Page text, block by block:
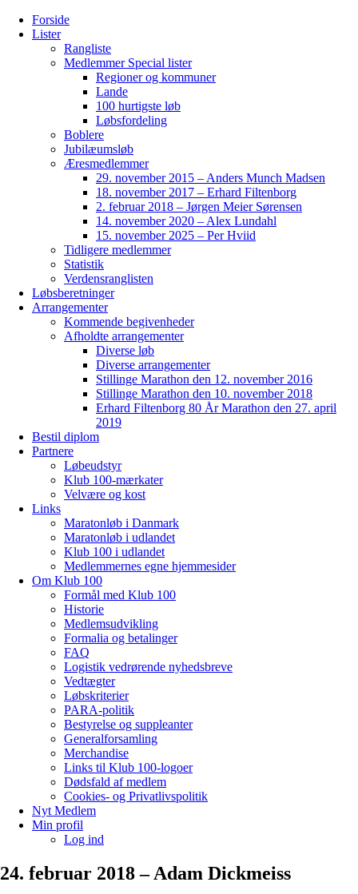
Forside
Lister
Rangliste
Medlemmer Special lister
Regioner og kommuner
Lande
100 hurtigste løb
Løbsfordeling
Boblere
Jubilæumsløb
Æresmedlemmer
29. november 2015 – Anders Munch Madsen
18. november 2017 – Erhard Filtenborg
2. februar 2018 – Jørgen Meier Sørensen
14. november 2020 – Alex Lundahl
15. november 2025 – Per Hviid
Tidligere medlemmer
Statistik
Verdensranglisten
Løbsberetninger
Arrangementer
Kommende begivenheder
Afholdte arrangementer
Diverse løb
Diverse arrangementer
Stillinge Marathon den 12. november 2016
Stillinge Marathon den 10. november 2018
Erhard Filtenborg 80 År Marathon den 27. april
2019
Bestil diplom
Partnere
Løbeudstyr
Klub 100-mærkater
Velvære og kost
Links
Maratonløb i Danmark
Maratonløb i udlandet
Klub 100 i udlandet
Medlemmernes egne hjemmesider
Om Klub 100
Formål med Klub 100
Historie
Medlemsudvikling
Formalia og betalinger
FAQ
Logistik vedrørende nyhedsbreve
Vedtægter
Løbskriterier
PARA-politik
Bestyrelse og suppleanter
Generalforsamling
Merchandise
Links til Klub 100-logoer
Dødsfald af medlem
Cookies- og Privatlivspolitik
Nyt Medlem
Min profil
Log ind
24. februar 2018 – Adam Dickmeiss